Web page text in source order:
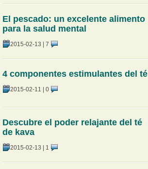
El pescado: un excelente alimento
para la salud mental
2015-02-13 | 7
4 componentes estimulantes del té
2015-02-11 | 0
Descubre el poder relajante del té
de kava
2015-02-13 | 1